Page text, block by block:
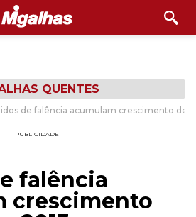
QUENTES
de falência acumulam crescimento de
PUBLICIDADE
falência
crescimento